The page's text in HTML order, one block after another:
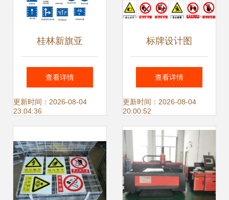
桂林新旗亚
查看详情
更新时间：2026-08-04
23:04:36
标牌设计图
查看详情
更新时间：2026-08-04
20:00:52